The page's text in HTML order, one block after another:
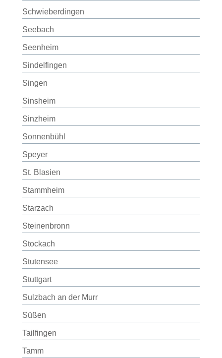
Schwieberdingen
Seebach
Seenheim
Sindelfingen
Singen
Sinsheim
Sinzheim
Sonnenbühl
Speyer
St. Blasien
Stammheim
Starzach
Steinenbronn
Stockach
Stutensee
Stuttgart
Sulzbach an der Murr
Süßen
Tailfingen
Tamm